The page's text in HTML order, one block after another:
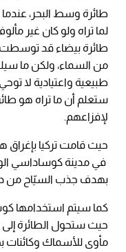
طائرة وسط البحر، عندما
لما تراه ولو كان غير
طائرة بيضاء قد توسطت
من السماء، ولكن ما
طبيعية واعتيادية لا
ستعلم أن ما تراه هو
لإفزاعهم.
في مدينة كوساداسي
بهدف جذب السيّاح من
كما سيتم استخدامها
حيث ستحول الطائرة
مأوى للأسماك وكائنات